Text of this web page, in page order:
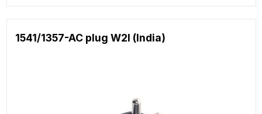
1541/1357-AC plug W2I (India)